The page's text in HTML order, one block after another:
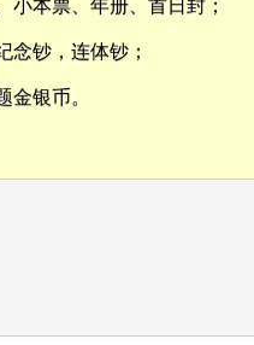
本票、年册、首日封；
念钞，连体钞；
银币。